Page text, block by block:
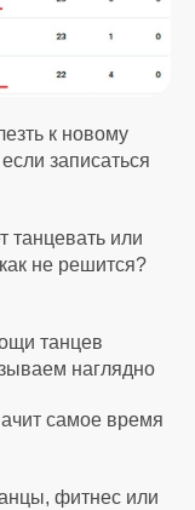
к новому
записаться
танцевать или
не решится?
танцев
наглядно
самое время
фитнес или